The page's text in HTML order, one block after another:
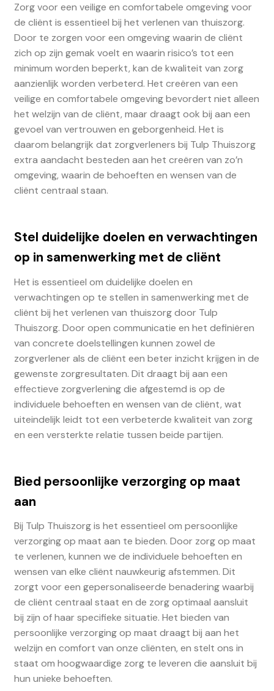
Zorg voor een veilige en comfortabele omgeving voor
de cliënt is essentieel bij het verlenen van thuiszorg.
Door te zorgen voor een omgeving waarin de cliënt
zich op zijn gemak voelt en waarin risico’s tot een
minimum worden beperkt, kan de kwaliteit van zorg
aanzienlijk worden verbeterd. Het creëren van een
veilige en comfortabele omgeving bevordert niet alleen
het welzijn van de cliënt, maar draagt ook bij aan een
gevoel van vertrouwen en geborgenheid. Het is
daarom belangrijk dat zorgverleners bij Tulp Thuiszorg
extra aandacht besteden aan het creëren van zo’n
omgeving, waarin de behoeften en wensen van de
cliënt centraal staan.
Stel duidelijke doelen en verwachtingen
op in samenwerking met de cliënt
Het is essentieel om duidelijke doelen en
verwachtingen op te stellen in samenwerking met de
cliënt bij het verlenen van thuiszorg door Tulp
Thuiszorg. Door open communicatie en het definiëren
van concrete doelstellingen kunnen zowel de
zorgverlener als de cliënt een beter inzicht krijgen in de
gewenste zorgresultaten. Dit draagt bij aan een
effectieve zorgverlening die afgestemd is op de
individuele behoeften en wensen van de cliënt, wat
uiteindelijk leidt tot een verbeterde kwaliteit van zorg
en een versterkte relatie tussen beide partijen.
Bied persoonlijke verzorging op maat
aan
Bij Tulp Thuiszorg is het essentieel om persoonlijke
verzorging op maat aan te bieden. Door zorg op maat
te verlenen, kunnen we de individuele behoeften en
wensen van elke cliënt nauwkeurig afstemmen. Dit
zorgt voor een gepersonaliseerde benadering waarbij
de cliënt centraal staat en de zorg optimaal aansluit
bij zijn of haar specifieke situatie. Het bieden van
persoonlijke verzorging op maat draagt bij aan het
welzijn en comfort van onze cliënten, en stelt ons in
staat om hoogwaardige zorg te leveren die aansluit bij
hun unieke behoeften.